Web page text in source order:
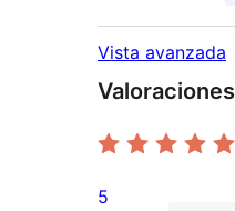
Vista avanzada
Valoraciones
5